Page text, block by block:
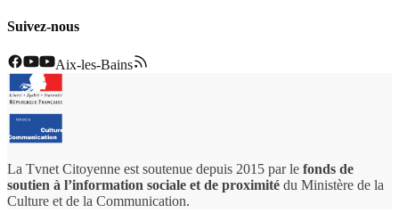
Suivez-nous
Aix-les-Bains
La Tvnet Citoyenne est soutenue depuis 2015 par le fonds de
soutien à l’information sociale et de proximité du Ministère de la
Culture et de la Communication.